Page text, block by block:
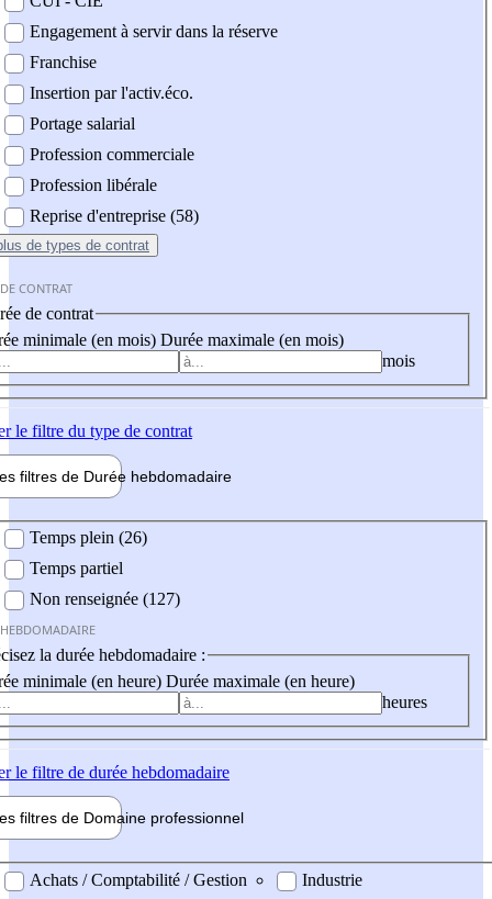
Engagement à servir dans la réserve
Franchise
Insertion par l'activ.éco.
Portage salarial
Profession commerciale
Profession libérale
Reprise d'entreprise (58)
de types de contrat
CONTRAT
de contrat
minimale (en mois) Durée maximale (en mois)
mois
le filtre du type de contrat
filtres de Durée hebdomadaire
Temps plein (26)
Temps partiel
Non renseignée (127)
la durée hebdomadaire :
minimale (en heure) Durée maximale (en heure)
heures
le filtre de durée hebdomadaire
filtres de Domaine professionnel
professionel
Achats / Comptabilité / Gestion
Industrie